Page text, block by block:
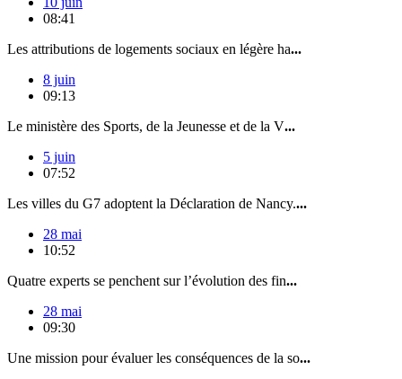
08:41
Les attributions de logements sociaux en légère ha...
8 juin
09:13
Le ministère des Sports, de la Jeunesse et de la V...
5 juin
07:52
Les villes du G7 adoptent la Déclaration de Nancy....
28 mai
10:52
Quatre experts se penchent sur l’évolution des fin...
28 mai
09:30
Une mission pour évaluer les conséquences de la so...